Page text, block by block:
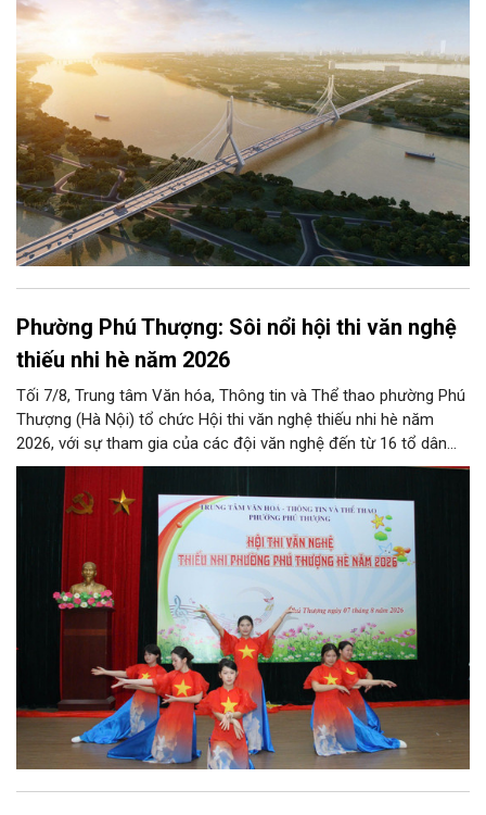
cách mạng không gian để định hình tương lai phát triển bền
vững Thủ đô trong kỷ nguyên mới.
Phường Phú Thượng: Sôi nổi hội thi văn nghệ
thiếu nhi hè năm 2026
Tối 7/8, Trung tâm Văn hóa, Thông tin và Thể thao phường Phú
Thượng (Hà Nội) tổ chức Hội thi văn nghệ thiếu nhi hè năm
2026, với sự tham gia của các đội văn nghệ đến từ 16 tổ dân
phố trên địa bàn.